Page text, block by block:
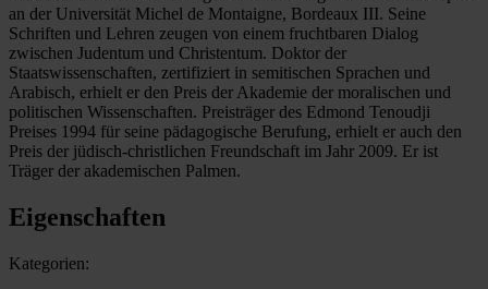
an der Universität Michel de Montaigne, Bordeaux III. Seine
Schriften und Lehren zeugen von einem fruchtbaren Dialog
zwischen Judentum und Christentum. Doktor der
Staatswissenschaften, zertifiziert in semitischen Sprachen und
Arabisch, erhielt er den Preis der Akademie der moralischen und
politischen Wissenschaften. Preisträger des Edmond Tenoudji
Preises 1994 für seine pädagogische Berufung, erhielt er auch den
Preis der jüdisch-christlichen Freundschaft im Jahr 2009. Er ist
Träger der akademischen Palmen.
Eigenschaften
Kategorien: